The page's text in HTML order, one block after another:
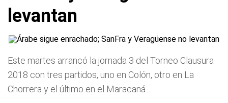
levantan
Este martes arrancó la jornada 3 del Torneo Clausura
2018 con tres partidos, uno en Colón, otro en La
Chorrera y el último en el Maracaná.